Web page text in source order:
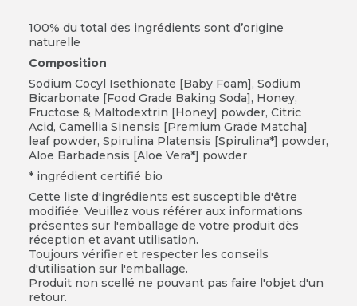
100% du total des ingrédients sont d’origine
naturelle
Composition
Sodium Cocyl Isethionate [Baby Foam], Sodium
Bicarbonate [Food Grade Baking Soda], Honey,
Fructose & Maltodextrin [Honey] powder, Citric
Acid, Camellia Sinensis [Premium Grade Matcha]
leaf powder, Spirulina Platensis [Spirulina*] powder,
Aloe Barbadensis [Aloe Vera*] powder
* ingrédient certifié bio
Cette liste d'ingrédients est susceptible d'être
modifiée. Veuillez vous référer aux informations
présentes sur l'emballage de votre produit dès
réception et avant utilisation.
Toujours vérifier et respecter les conseils
d'utilisation sur l'emballage.
Produit non scellé ne pouvant pas faire l'objet d'un
retour.